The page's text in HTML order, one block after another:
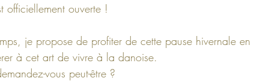
officiellement ouverte !
je propose de profiter de cette pause hivernale en
à cet art de vivre à la danoise.
vous peut-être ?